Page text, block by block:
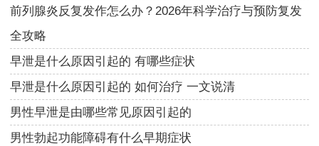
前列腺炎反复发作怎么办？2026年科学治疗与预防复发
全攻略
早泄是什么原因引起的 有哪些症状
早泄是什么原因引起的 如何治疗 一文说清
男性早泄是由哪些常见原因引起的
男性勃起功能障碍有什么早期症状